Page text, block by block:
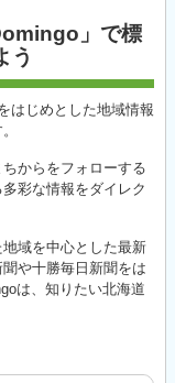
」で標
う
はじめとした地域情報
からをフォローする
彩な情報をダイレク
域を中心とした最新
や十勝毎日新聞をは
は、知りたい北海道